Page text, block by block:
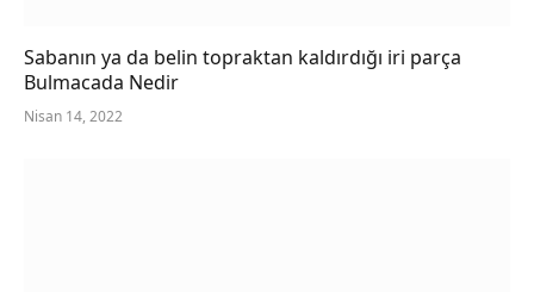
Sabanın ya da belin topraktan kaldırdığı iri parça
Bulmacada Nedir
Nisan 14, 2022